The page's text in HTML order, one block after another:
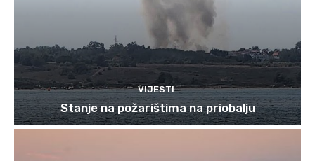
VIJESTI
Stanje na požarištima na priobalju